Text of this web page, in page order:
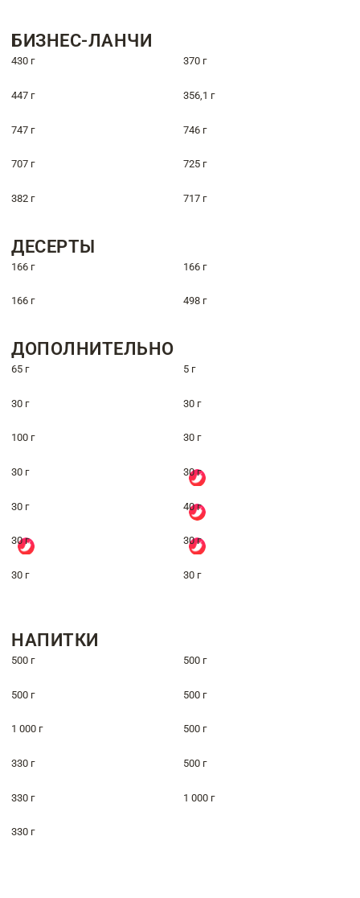
БИЗНЕС-ЛАНЧИ
430 г 370 г
447 г 356,1 г
747 г 746 г
707 г 725 г
382 г 717 г
ДЕСЕРТЫ
166 г 166 г
166 г 498 г
ДОПОЛНИТЕЛЬНО
65 г 5 г
30 г 30 г
100 г 30 г
30 г 30 г
30 г 40 г
30 г 30 г
30 г 30 г
НАПИТКИ
500 г 500 г
500 г 500 г
1 000 г 500 г
330 г 500 г
330 г 1 000 г
330 г